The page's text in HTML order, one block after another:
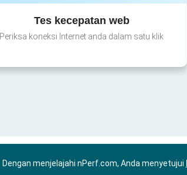
Tes kecepatan web
Periksa koneksi Internet anda dalam satu klik
Dengan menjelajahi nPerf.com, Anda menyetujui